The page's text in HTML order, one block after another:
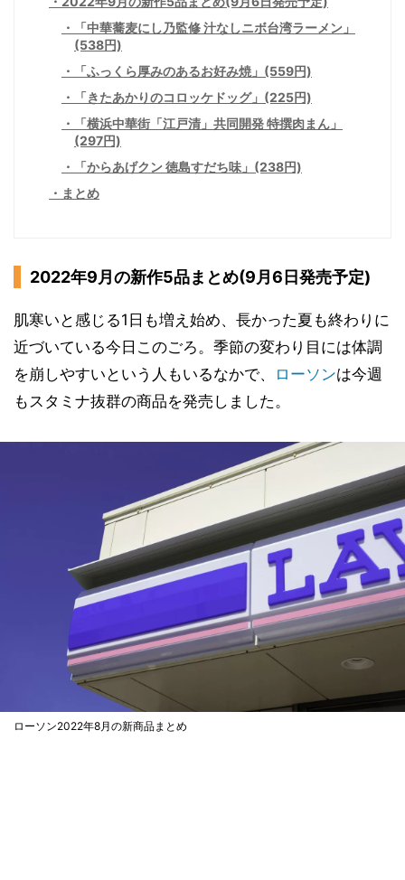
「中華蕎麦にし乃監修 汁なしニボ台湾ラーメン」
(538円)
「ふっくら厚みのあるお好み焼」(559円)
「きたあかりのコロッケドッグ」(225円)
「横浜中華街「江戸清」共同開発 特撰肉まん」
(297円)
「からあげクン 徳島すだち味」(238円)
まとめ
2022年9月の新作5品まとめ(9月6日発売予定)
肌寒いと感じる1日も増え始め、長かった夏も終わりに
近づいている今日このごろ。季節の変わり目には体調
を崩しやすいという人もいるなかで、
ローソンは今週
もスタミナ抜群の商品を発売しました。
ローソン2022年8月の新商品まとめ